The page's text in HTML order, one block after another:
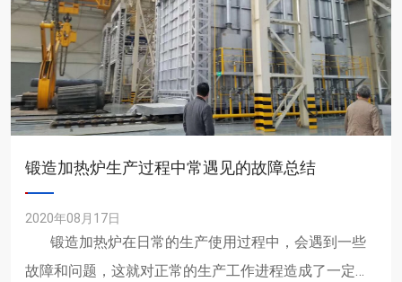
锻造加热炉生产过程中常遇见的故障总结
2020年08月17日
锻造加热炉在日常的生产使用过程中，会遇到一些
故障和问题，这就对正常的生产工作进程造成了一定的